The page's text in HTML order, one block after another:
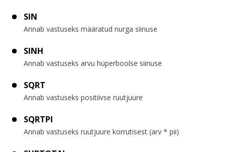
SIN
Annab vastuseks määratud nurga siinuse
SINH
Annab vastuseks arvu hüperboolse siinuse
SQRT
Annab vastuseks positiivse ruutjuure
SQRTPI
Annab vastuseks ruutjuure korrutisest (arv * pii)